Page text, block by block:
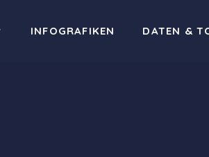
INFOGRAFIKEN DATEN &